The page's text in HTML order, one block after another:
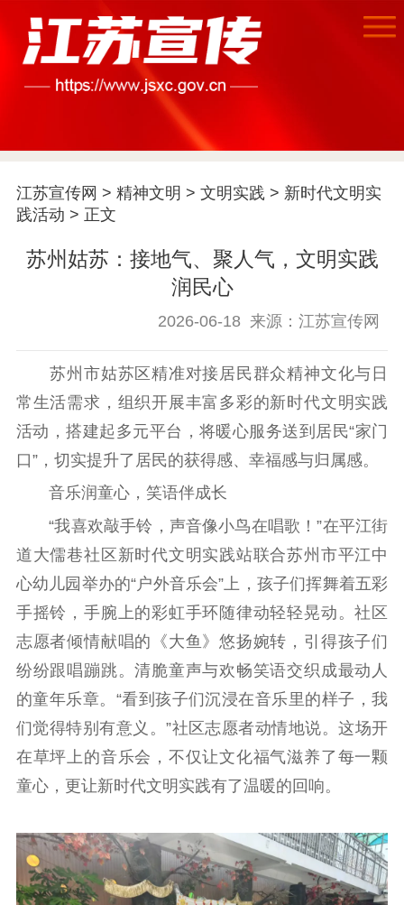
首页
江苏要闻
公示公告
通知公告 信息公开制度
信息公开指南
信息公开年度报
工作动态
理论武装
理论学习 宣传宣讲 研究阐释
哲学社科
社科强省 工作通知
成果集萃
江苏文脉
资料下载
新闻宣传
记者之家
品牌栏目
文化文艺
江苏宣传网 > 精神文明 > 文明实践 > 新时代文明实
践活动 > 正文
苏州姑苏：接地气、聚人气，文明实践
润民心
2026-06-18 来源：江苏宣传网
苏州市姑苏区精准对接居民群众精神文化与日
常生活需求，组织开展丰富多彩的新时代文明实践
活动，搭建起多元平台，将暖心服务送到居民“家门
口”，切实提升了居民的获得感、幸福感与归属感。
音乐润童心，笑语伴成长
“我喜欢敲手铃，声音像小鸟在唱歌！”在平江街
道大儒巷社区新时代文明实践站联合苏州市平江中
心幼儿园举办的“户外音乐会”上，孩子们挥舞着五彩
手摇铃，手腕上的彩虹手环随律动轻轻晃动。社区
志愿者倾情献唱的《大鱼》悠扬婉转，引得孩子们
纷纷跟唱蹦跳。清脆童声与欢畅笑语交织成最动人
的童年乐章。“看到孩子们沉浸在音乐里的样子，我
们觉得特别有意义。”社区志愿者动情地说。这场开
在草坪上的音乐会，不仅让文化福气滋养了每一颗
童心，更让新时代文明实践有了温暖的回响。